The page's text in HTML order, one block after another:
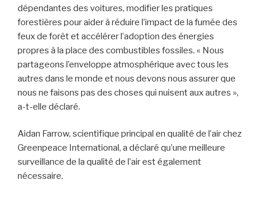
dépendantes des voitures, modifier les pratiques
forestières pour aider à réduire l’impact de la fumée des
feux de forêt et accélérer l’adoption des énergies
propres à la place des combustibles fossiles. « Nous
partageons l’enveloppe atmosphérique avec tous les
autres dans le monde et nous devons nous assurer que
nous ne faisons pas des choses qui nuisent aux autres »,
a-t-elle déclaré.
Aidan Farrow, scientifique principal en qualité de l’air chez
Greenpeace International, a déclaré qu’une meilleure
surveillance de la qualité de l’air est également
nécessaire.